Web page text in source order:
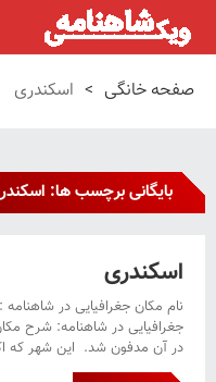
صفحه خانگی > اسکندری
بایگانی برچسب ها:
اسکندری
نام مکان جغرافیایی در
جغرافیایی در شاهنامه: شرح
در آن مدفون شد. این شهر که